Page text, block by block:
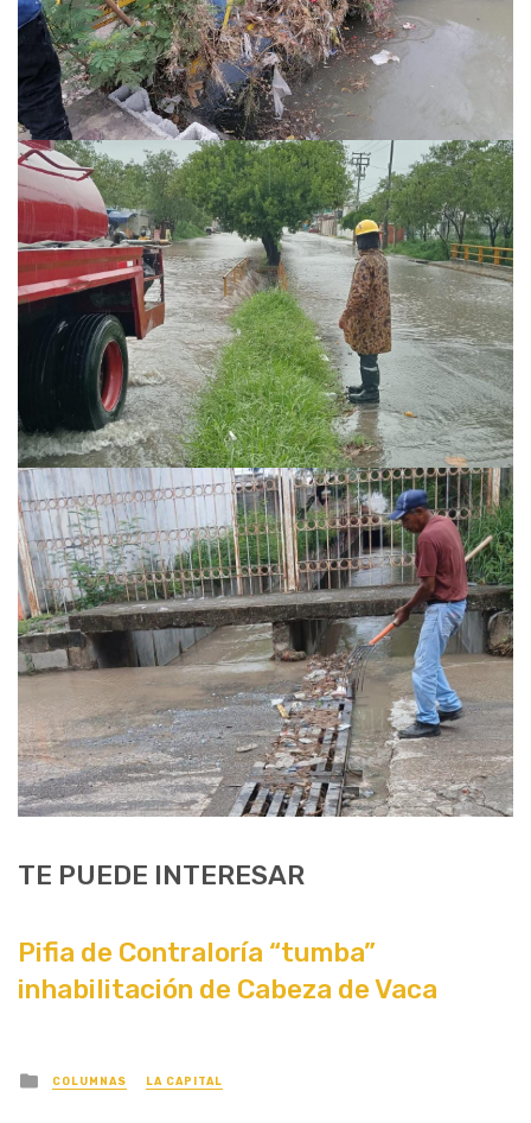
TE PUEDE INTERESAR
Pifia de Contraloría “tumba”
inhabilitación de Cabeza de Vaca
Posted
in
COLUMNAS LA CAPITAL